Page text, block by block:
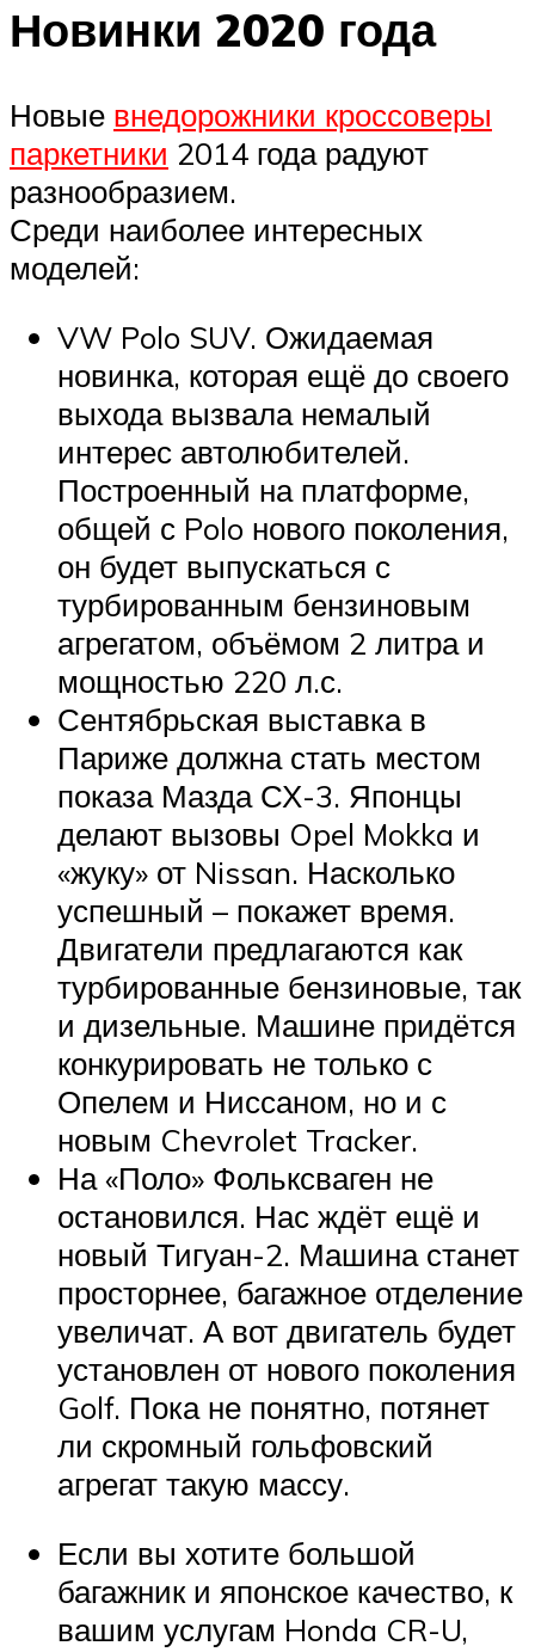
Новинки 2020 года
Новые внедорожники кроссоверы
паркетники 2014 года радуют
разнообразием.
Среди наиболее интересных
моделей:
VW Polo SUV. Ожидаемая
новинка, которая ещё до своего
выхода вызвала немалый
интерес автолюбителей.
Построенный на платформе,
общей с Polo нового поколения,
он будет выпускаться с
турбированным бензиновым
агрегатом, объёмом 2 литра и
мощностью 220 л.с.
Сентябрьская выставка в
Париже должна стать местом
показа Мазда СХ-3. Японцы
делают вызовы Opel Mokka и
«жуку» от Nissan. Насколько
успешный – покажет время.
Двигатели предлагаются как
турбированные бензиновые, так
и дизельные. Машине придётся
конкурировать не только с
Опелем и Ниссаном, но и с
новым Chevrolet Tracker.
На «Поло» Фольксваген не
остановился. Нас ждёт ещё и
новый Тигуан-2. Машина станет
просторнее, багажное отделение
увеличат. А вот двигатель будет
установлен от нового поколения
Golf. Пока не понятно, потянет
ли скромный гольфовский
агрегат такую массу.
Если вы хотите большой
багажник и японское качество, к
вашим услугам Honda CR-U,